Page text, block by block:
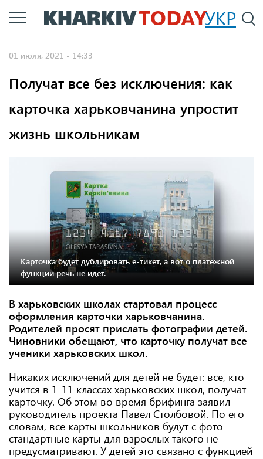
Перейти
к
УКР
01 июля, 2021 - 14:33
Получат все без исключения: как
карточка харьковчанина упростит
жизнь школьникам
Карточка будет дублировать е-тикет, а вот о платежной
функции речь не идет.
В харьковских школах стартовал процесс
оформления карточки харьковчанина.
Родителей просят прислать фотографии детей.
Чиновники обещают, что карточку получат все
ученики харьковских школ.
Никаких исключений для детей не будет: все, кто
учится в 1-11 классах харьковских школ, получат
карточку. Об этом во время брифинга заявил
руководитель проекта Павел Столбовой. По его
словам, все карты школьников будут с фото —
стандартные карты для взрослых такого не
предусматривают. У детей это связано с функцией